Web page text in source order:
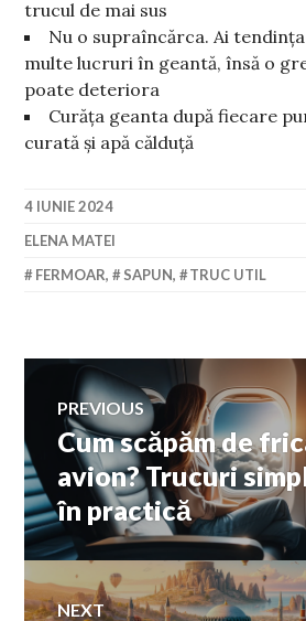
trucul de mai sus
Nu o supraîncărca. Ai
multe lucruri în geantă, însă o
poate deteriora
Curăța geanta după fiecare
curată și apă călduță
4 IUNIE 2024
ELENA MATEI
FERMOAR, SAPUN, TRUC UTIL
Navigare
în
articole
PREVIOUS
Previous
post:
Cum scăpăm de
avion? Trucuri
în practică
NEXT